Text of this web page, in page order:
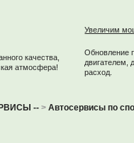
качества,
атмосфера!
Увеличим
Обновление
двигателем,
расход.
--> Автосервисы по